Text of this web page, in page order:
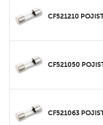
CF521210
CF521050
CF521063